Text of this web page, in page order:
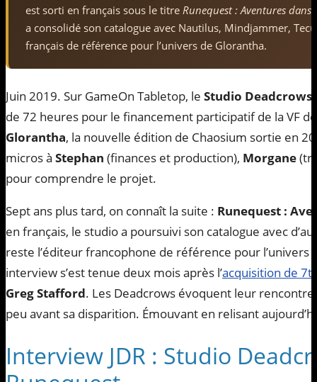
est sorti en français sous le titre Runequest : Aventures dans
a consolidé son catalogue avec Nautilus, Mindjammer,
français de référence pour l’univers de Glorantha.
Juin 2019. Sur GameOn Tabletop, le Studio Deadcrows
de 72 heures pour le financement participatif de la VF
Glorantha, la nouvelle édition de Chaosium sortie en
micros à Stephan (finances et production), Morgane
pour comprendre le projet.
Sept ans plus tard, on connaît la suite : Runequest :
en français, le studio a poursuivi son catalogue avec
reste l’éditeur francophone de référence pour l’univers
interview s’est tenue deux mois après l’acquisition de
Greg Stafford. Les Deadcrows évoquent leur
peu avant sa disparition. Émouvant en relisant
Interview JDR : Studio